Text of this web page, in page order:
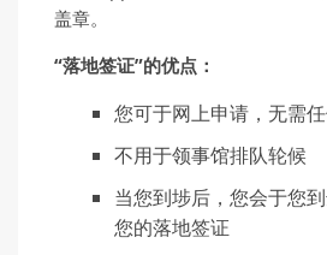
盖章。
“落地签证”的优点：
您可于网上申请，无需
不用于领事馆排队轮候
当您到埗后，您会于您
您的落地签证